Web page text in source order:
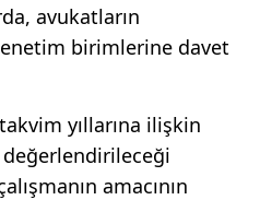
avukatların
birimlerine davet
yıllarına ilişkin
amacının